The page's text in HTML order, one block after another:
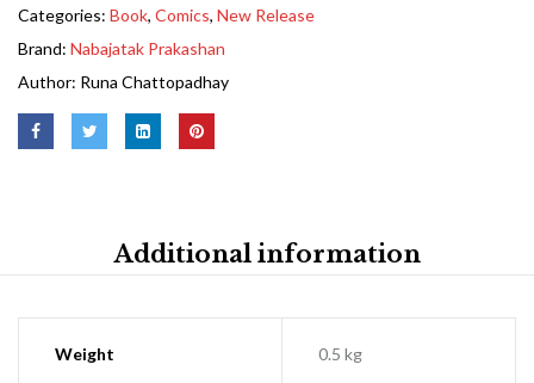
Categories: Book, Comics, New Release
Brand: Nabajatak Prakashan
Author: Runa Chattopadhay
Additional information
Weight 0.5 kg